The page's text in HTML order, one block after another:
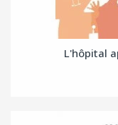
L'hôpital